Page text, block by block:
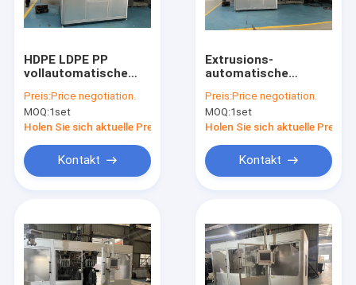
Fabrik-Ausflug
Nachrichten
Fordern Sie ein Zitat
Extrusionsblasformmaschine
PlastikflaschenBlasformenmaschine
HDPE LDPE PP
vollautomatische
stabil
Preis:Price negotiation.
MOQ:1set
Holen Sie sich aktuelle Preis
Kontakt
Extrusions-
automatische
für die Verpackung
von Milchflaschen
Preis:Price negotiation.
MOQ:1set
Holen Sie sich aktuelle Preis
Kontakt